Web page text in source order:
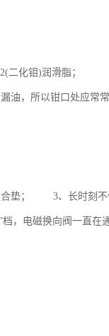
二化钼)润滑脂；
油，所以钳口处应常
。
合垫； 3、长时刻不
，电磁换向阀一直在